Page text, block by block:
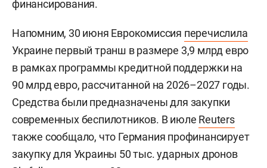
финансирования.
Напомним, 30 июня Еврокомиссия перечислила
Украине первый транш в размере 3,9 млрд евро
в рамках программы кредитной поддержки на
90 млрд евро, рассчитанной на 2026–2027 годы.
Средства были предназначены для закупки
современных беспилотников. В июле Reuters
также сообщало, что Германия профинансирует
закупку для Украины 50 тыс. ударных дронов